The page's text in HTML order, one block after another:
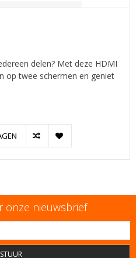
delen? Met deze HDMI
op twee schermen en geniet
onze nieuwsbrief